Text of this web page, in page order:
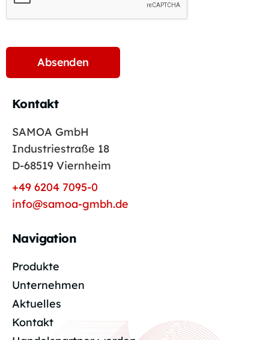
Kontakt
SAMOA GmbH
Industriestraße 18
D-68519 Viernheim
+49 6204 7095-0
info@samoa-gmbh.de
Navigation
Produkte
Unternehmen
Aktuelles
Kontakt